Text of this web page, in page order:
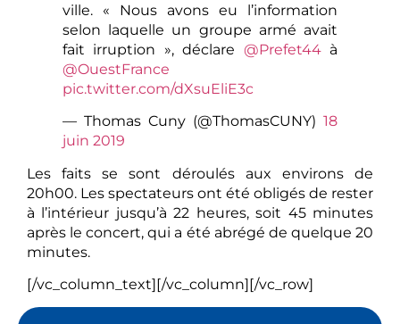
ville. « Nous avons eu l’information
selon laquelle un groupe armé avait
fait irruption », déclare @Prefet44à
@OuestFrance
pic.twitter.com/dXsuEliE3c
— Thomas Cuny (@ThomasCUNY) 18
juin 2019
Les faits se sont déroulés aux environs de
20h00. Les spectateurs ont été obligés de rester
à l’intérieur jusqu’à 22 heures, soit 45 minutes
après le concert, qui a été abrégé de quelque 20
minutes.
[/vc_column_text][/vc_column][/vc_row]